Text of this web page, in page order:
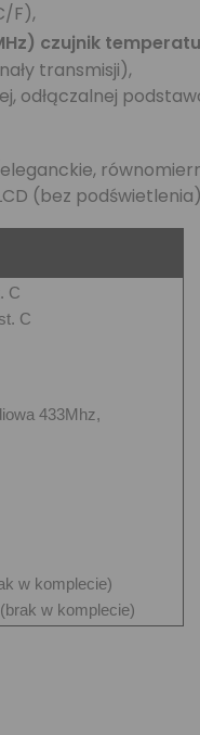
F),
czujnik
transmisji),
odłączalnej
(bez
C
C
433Mhz,
w komplecie)
w komplecie)